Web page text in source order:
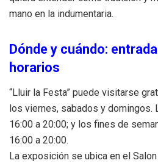
mano en la indumentaria.
Dónde y cuándo:
horarios
“Lluir la Festa” puede visitarse
los viernes, sabados y domingos.
16:00 a 20:00; y los fines de
16:00 a 20:00.
La exposición se ubica en el